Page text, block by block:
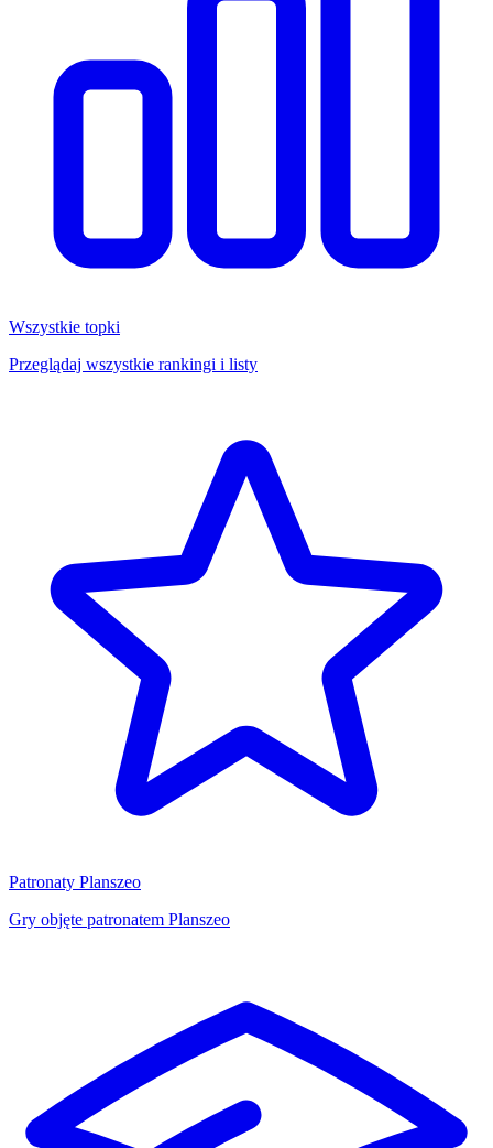
Wszystkie topki
Przeglądaj wszystkie rankingi i listy
Patronaty Planszeo
Gry objęte patronatem Planszeo